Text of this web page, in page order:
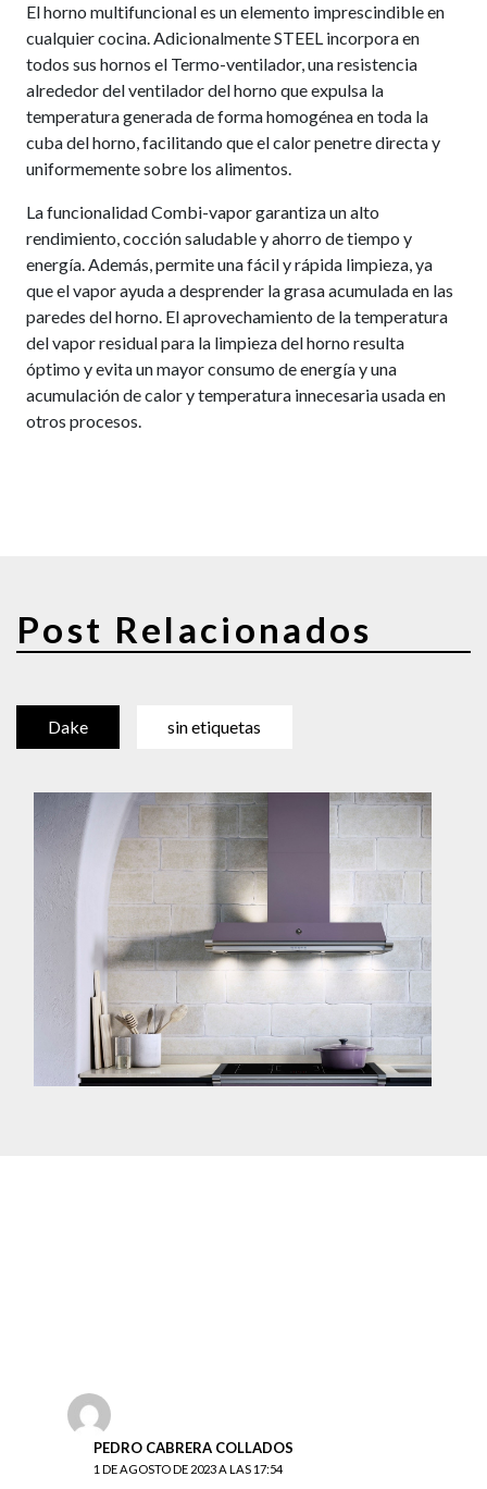
El horno multifuncional es un elemento imprescindible en
cualquier cocina. Adicionalmente STEEL incorpora en
todos sus hornos el Termo-ventilador, una resistencia
alrededor del ventilador del horno que expulsa la
temperatura generada de forma homogénea en toda la
cuba del horno, facilitando que el calor penetre directa y
uniformemente sobre los alimentos.
La funcionalidad Combi-vapor garantiza un alto
rendimiento, cocción saludable y ahorro de tiempo y
energía. Además, permite una fácil y rápida limpieza, ya
que el vapor ayuda a desprender la grasa acumulada en las
paredes del horno. El aprovechamiento de la temperatura
del vapor residual para la limpieza del horno resulta
óptimo y evita un mayor consumo de energía y una
acumulación de calor y temperatura innecesaria usada en
otros procesos.
Post Relacionados
Dake sin etiquetas
PEDRO CABRERA COLLADOS
1 DE AGOSTO DE 2023 A LAS 17:54